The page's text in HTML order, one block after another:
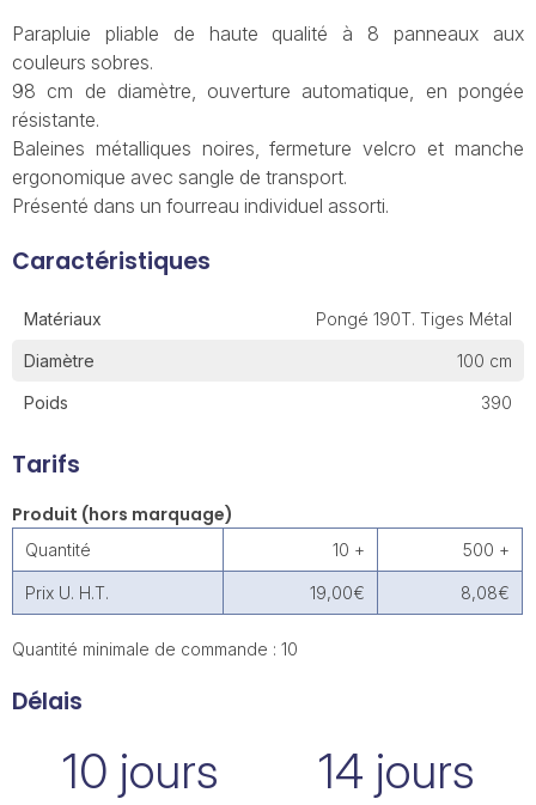
Parapluie pliable de haute qualité à 8 panneaux aux
couleurs sobres.
98 cm de diamètre, ouverture automatique, en pongée
résistante.
Baleines métalliques noires, fermeture velcro et manche
ergonomique avec sangle de transport.
Présenté dans un fourreau individuel assorti.
Caractéristiques
Matériaux Pongé 190T. Tiges Métal
Diamètre 100 cm
Poids 390
Tarifs
Produit (hors marquage)
Quantité 10 + 500 +
Prix U. H.T. 19,00€ 8,08€
Quantité minimale de commande : 10
Délais
10 jours 14 jours